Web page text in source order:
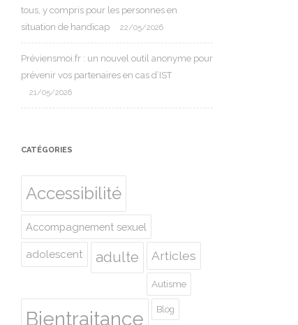
tous, y compris pour les personnes en
situation de handicap
22/05/2026
Préviensmoi.fr : un nouvel outil anonyme pour
prévenir vos partenaires en cas d’IST
21/05/2026
CATÉGORIES
Accessibilité
Accompagnement sexuel
adolescent adulte Articles
Autisme
Bientraitance Blog